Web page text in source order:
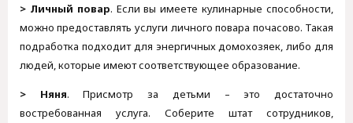
> Личный повар. Если вы имеете кулинарные способности,
можно предоставлять услуги личного повара почасово. Такая
подработка подходит для энергичных домохозяек, либо для
людей, которые имеют соответствующее образование.
> Няня. Присмотр за детьми – это достаточно
востребованная услуга. Соберите штат сотрудников,